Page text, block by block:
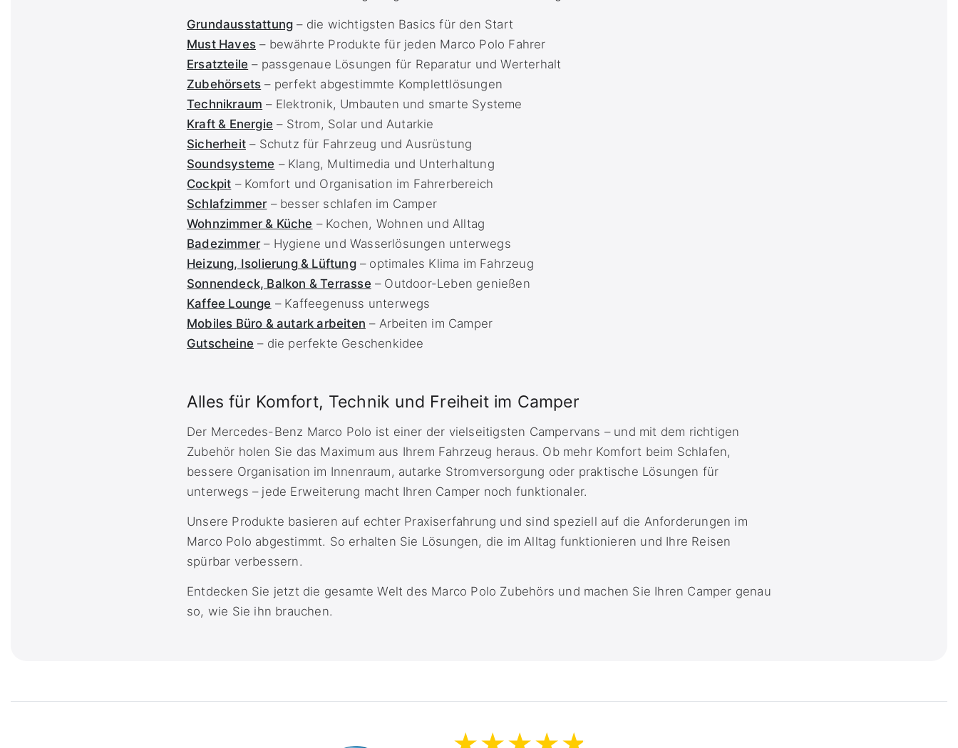
Grundausstattung – die wichtigsten Basics für den Start
Must Haves – bewährte Produkte für jeden Marco Polo Fahrer
Ersatzteile – passgenaue Lösungen für Reparatur und Werterhalt
Zubehörsets – perfekt abgestimmte Komplettlösungen
Technikraum – Elektronik, Umbauten und smarte Systeme
Kraft & Energie – Strom, Solar und Autarkie
Sicherheit – Schutz für Fahrzeug und Ausrüstung
Soundsysteme – Klang, Multimedia und Unterhaltung
Cockpit – Komfort und Organisation im Fahrerbereich
Schlafzimmer – besser schlafen im Camper
Wohnzimmer & Küche – Kochen, Wohnen und Alltag
Badezimmer – Hygiene und Wasserlösungen unterwegs
Heizung, Isolierung & Lüftung– optimales Klima im Fahrzeug
Sonnendeck, Balkon & Terrasse – Outdoor-Leben genießen
Kaffee Lounge – Kaffeegenuss unterwegs
Mobiles Büro & autark arbeiten – Arbeiten im Camper
Gutscheine – die perfekte Geschenkidee
Alles für Komfort, Technik und Freiheit im Camper
Der Mercedes-Benz Marco Polo ist einer der vielseitigsten Campervans – und mit dem richtigen
Zubehör holen Sie das Maximum aus Ihrem Fahrzeug heraus. Ob mehr Komfort beim Schlafen,
bessere Organisation im Innenraum, autarke Stromversorgung oder praktische Lösungen für
unterwegs – jede Erweiterung macht Ihren Camper noch funktionaler.
Unsere Produkte basieren auf echter Praxiserfahrung und sind speziell auf die Anforderungen im
Marco Polo abgestimmt. So erhalten Sie Lösungen, die im Alltag funktionieren und Ihre Reisen
spürbar verbessern.
Entdecken Sie jetzt die gesamte Welt des Marco Polo Zubehörs und machen Sie Ihren Camper genau
so, wie Sie ihn brauchen.